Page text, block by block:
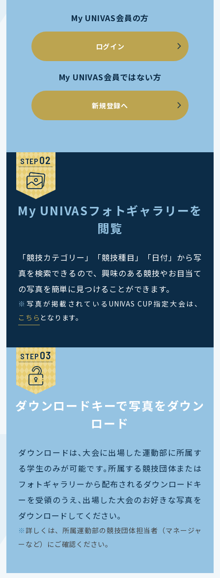
My UNIVAS会員の方
ログイン
My UNIVAS会員ではない方
新規登録へ
STEP
My UNIVASフォトギャラリーを
閲覧
「競技カテゴリー」「競技種目」「日付」から写
真を検索できるので、興味のある競技やお目当て
の写真を簡単に見つけることができます。
※ 写真が掲載されているUNIVAS CUP指定大会は、
こちら となります。
STEP
ダウンロードキーで写真をダウン
ロード
ダウンロードは､大会に出場した運動部に所属す
る学生のみが可能です｡所属する競技団体または
フォトギャラリーから配布されるダウンロードキ
ーを受領のうえ､出場した大会のお好きな写真を
ダウンロードしてください｡
※ 詳しくは、所属運動部の競技団体担当者（マネージャ
ーなど）にご確認ください。